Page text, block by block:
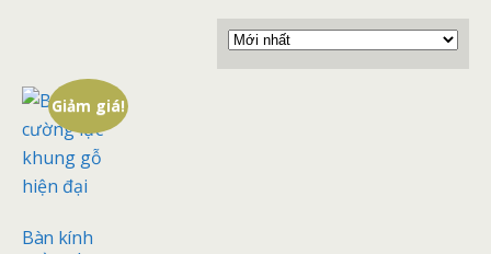
Giảm giá!
Bàn kính